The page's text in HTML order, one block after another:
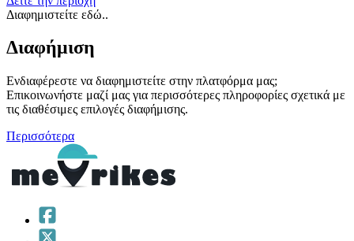
Διαφημιστείτε εδώ..
Διαφήμιση
Ενδιαφέρεστε να διαφημιστείτε στην πλατφόρμα μας;
Επικοινωνήστε μαζί μας για περισσότερες πληροφορίες σχετικά με
τις διαθέσιμες επιλογές διαφήμισης.
Περισσότερα